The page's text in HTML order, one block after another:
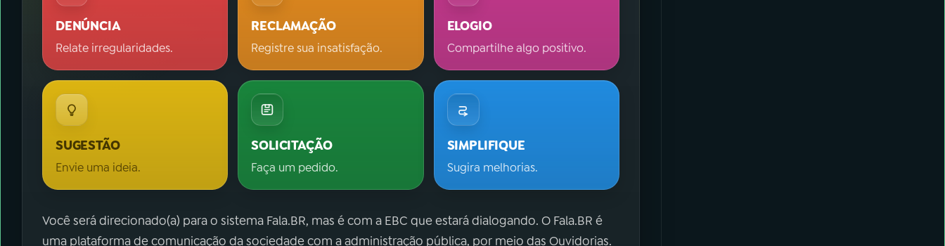
DENÚNCIA
Relate irregularidades.
RECLAMAÇÃO
Registre sua insatisfação.
ELOGIO
Compartilhe algo positivo.
SUGESTÃO
Envie uma ideia.
SOLICITAÇÃO
Faça um pedido.
SIMPLIFIQUE
Sugira melhorias.
Você será direcionado(a) para o sistema Fala.BR, mas é com a EBC que estará dialogando. O Fala.BR é
uma plataforma de comunicação da sociedade com a administração pública, por meio das Ouvidorias.